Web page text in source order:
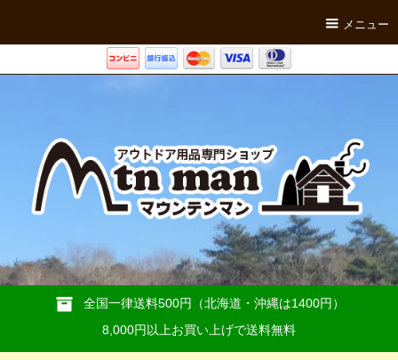
メニュー
全国一律送料500円（北海道・沖縄は1400円）
8,000円以上お買い上げで送料無料